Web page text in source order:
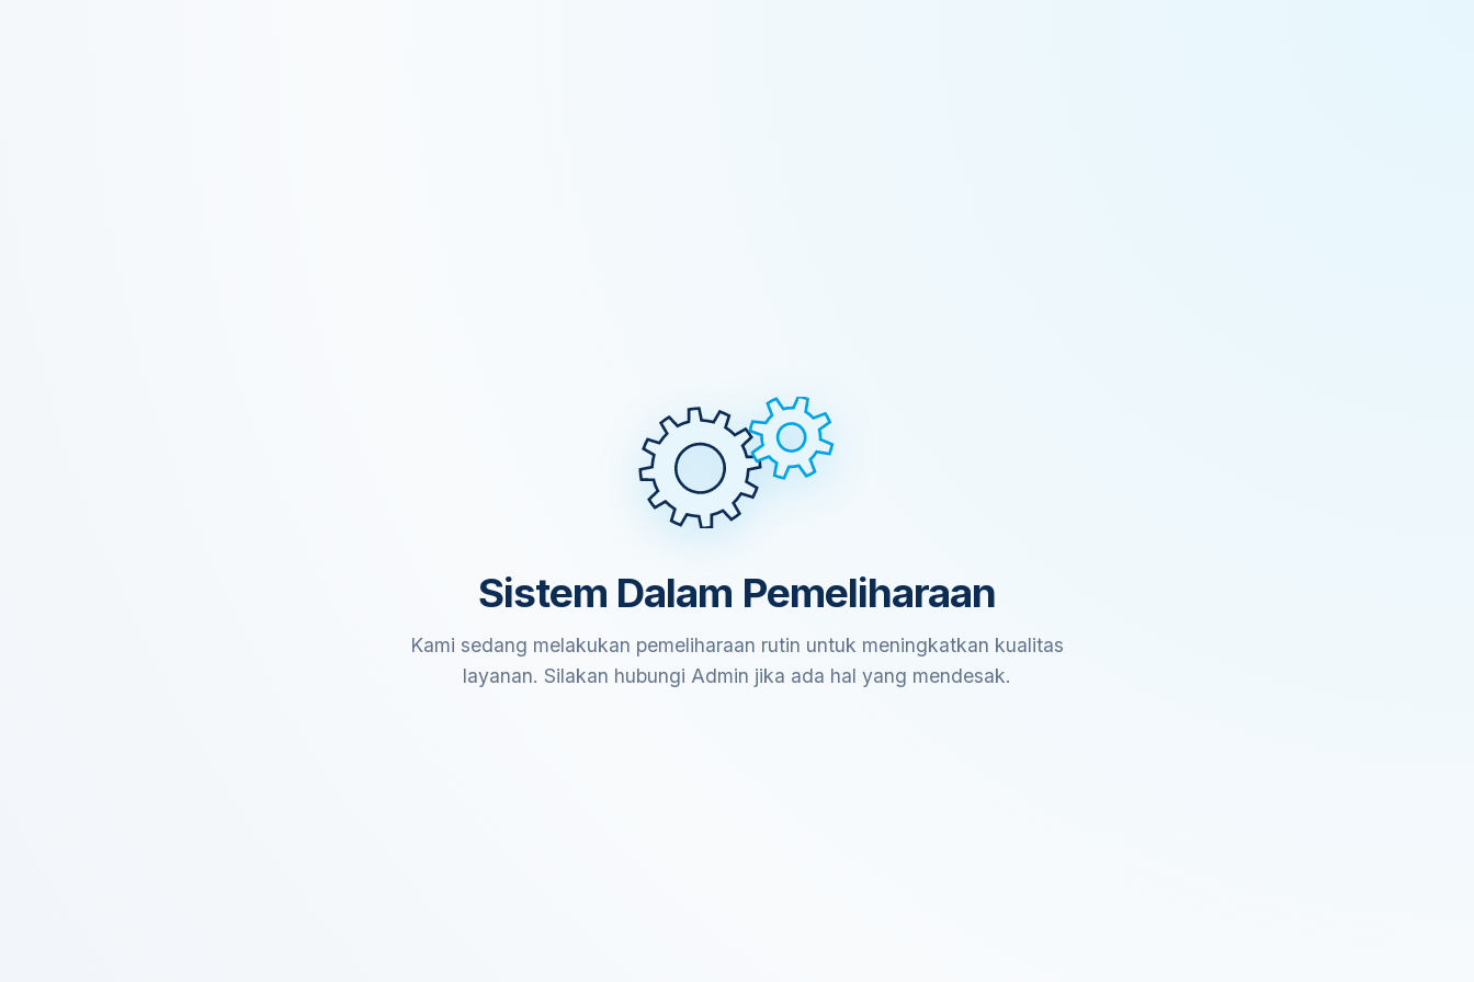
Sistem Dalam Pemeliharaan
Kami sedang melakukan pemeliharaan rutin untuk meningkatkan kualitas
layanan. Silakan hubungi Admin jika ada hal yang mendesak.